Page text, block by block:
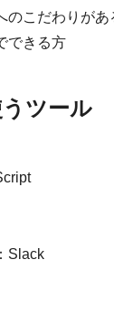
のこだわりがあ
できる方
ツール
Slack